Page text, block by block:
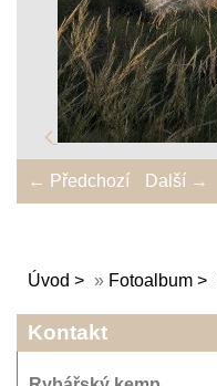
← Předchozí Další →
Úvod » Fotoalbum
Kontakt